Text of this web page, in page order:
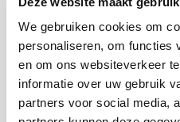
We gebruiken cookies om
personaliseren, om functies
en om ons websiteverkeer
informatie over uw gebruik
partners voor social media,
Dit product wordt opgeslagen
ook Notenoliën en Noten
Aanvullende informatie